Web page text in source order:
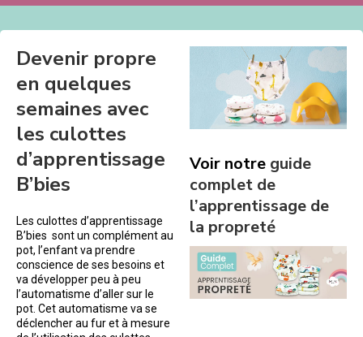
Devenir propre
en quelques
semaines avec
les culottes
d’apprentissage
B’bies
Les culottes d’apprentissage
B’bies sont un complément au
pot, l’enfant va prendre
conscience de ses besoins et
va développer peu à peu
l’automatisme d’aller sur le
pot. Cet automatisme va se
déclencher au fur et à mesure
Voir notre guide
complet de
l’apprentissage de
la propreté